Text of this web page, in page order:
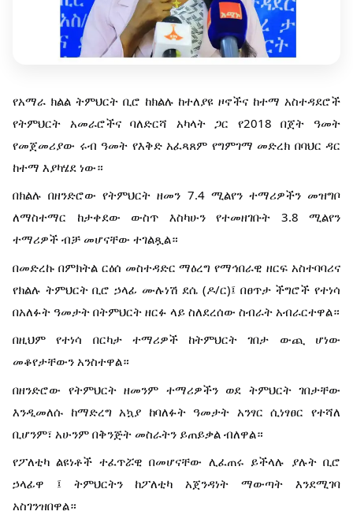
የአማራ ክልል ትምህርት ቢሮ ከክልሉ ከተለያዩ ዞኖችና ከተማ አስተዳደሮች
የትምህርት አመራሮችና ባለድርሻ አካላት ጋር የ2018 በጀት ዓመት
የመጀመሪያው ሩብ ዓመት የእቅድ አፈጻጸም የግምገማ መድረክ በባህር ዳር
ከተማ እያካሄደ ነው።
በክልሉ በዘንድሮው የትምህርት ዘመን 7.4 ሚልየን ተማሪዎችን መዝግቦ
ለማስተማር ከታቀደው ውስጥ እስካሁን የተመዘገቡት 3.8 ሚልየን
ተማሪዎች ብቻ መሆናቸው ተገልጿል።
በመድረኩ በምክትል ርዕሰ መስተዳድር ማዕረግ የማኅበራዊ ዘርፍ አስተባባሪና
የክልሉ ትምህርት ቢሮ ኃላፊ ሙሉነሽ ደሴ (ዶ/ር)፤ በፀጥታ ችግሮች የተነሳ
በአለፉት ዓመታት በትምህርት ዘርፉ ላይ ስለደረሰው ስብራት አብራርተዋል።
በዚህም የተነሳ በርካታ ተማሪዎች ከትምህርት ገበታ ውጪ ሆነው
መቆየታቸውን አንስተዋል።
በዘንድሮው የትምህርት ዘመንም ተማሪዎችን ወደ ትምህርት ገበታቸው
እንዲመለሱ ከማድረግ አኳያ ከባለፉት ዓመታት አንፃር ሲነፃፀር የተሻለ
ቢሆንም፣ አሁንም በቅንጅት መስራትን ይጠይቃል ብለዋል።
የፖለቲካ ልዩነቶች ተፈጥሯዊ በመሆናቸው ሊፈጠሩ ይችላሉ ያሉት ቢሮ
ኃላፊዋ ፤ ትምህርትን ከፖለቲካ አጀንዳነት ማውጣት እንደሚገባ
አስገንዝበዋል።